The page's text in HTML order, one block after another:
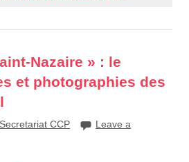
Nazaire » : le
et photographies des
Secretariat CCP
Leave a